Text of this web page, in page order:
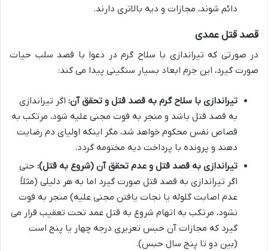
دائم شوند، مجازات و دیه بالاتری دارند.
قصد قتل عمدی
در صورتی که تیراندازی با سلاح گرم در دعوا با قصد سلب حیات
صورت گیرد، این جرم ابعاد بسیار سنگینی پیدا می کند:
تیراندازی با سلاح گرم به قصد قتل و تحقق آن: اگر تیراندازی
به قصد قتل باشد و منجر به فوت مجنی علیه شود، مرتکب به
قصاص نفس محکوم خواهد شد، مگر اینکه اولیای دم رضایت
دهند و پرونده با پرداخت دیه مختومه گردد.
تیراندازی به قصد قتل و عدم تحقق آن (شروع به قتل): حتی
اگر تیراندازی به قصد قتل صورت گیرد اما به هر دلیلی (مثلاً
عدم اصابت گلوله یا نجات یافتن مجنی علیه) منجر به فوت
نشود، مرتکب به اتهام شروع به قتل عمد تحت تعقیب قرار می
گیرد که مجازات آن حبس تعزیری درجه چهار یا پنج است
(بین دو تا پنج سال حبس).